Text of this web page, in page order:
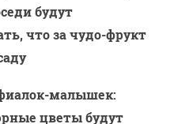
будут
что за чудо-фрукт
малышек:
цветы будут